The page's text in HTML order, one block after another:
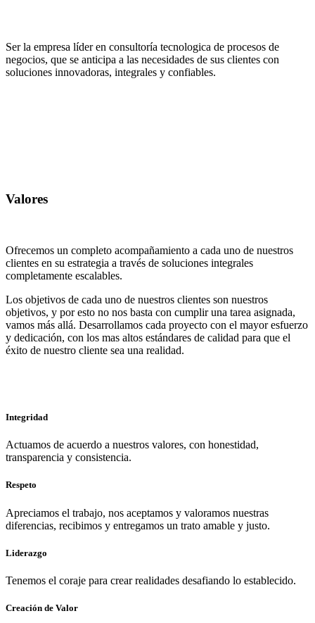
Ser la empresa líder en consultoría tecnologica de procesos de
negocios, que se anticipa a las necesidades de sus clientes con
soluciones innovadoras, integrales y confiables.
Valores
Ofrecemos un completo acompañamiento a cada uno de nuestros
clientes en su estrategia a través de soluciones integrales
completamente escalables.
Los objetivos de cada uno de nuestros clientes son nuestros
objetivos, y por esto no nos basta con cumplir una tarea asignada,
vamos más allá. Desarrollamos cada proyecto con el mayor esfuerzo
y dedicación, con los mas altos estándares de calidad para que el
éxito de nuestro cliente sea una realidad.
Integridad
Actuamos de acuerdo a nuestros valores, con honestidad,
transparencia y consistencia.
Respeto
Apreciamos el trabajo, nos aceptamos y valoramos nuestras
diferencias, recibimos y entregamos un trato amable y justo.
Liderazgo
Tenemos el coraje para crear realidades desafiando lo establecido.
Creación de Valor